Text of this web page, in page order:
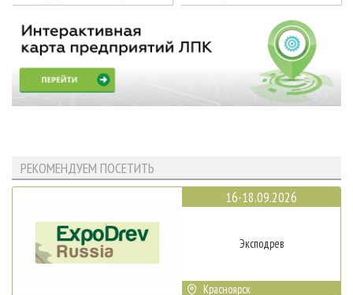
РЕКОМЕНДУЕМ ПОСЕТИТЬ
16-18.09.2026
Эксподрев
Красноярск